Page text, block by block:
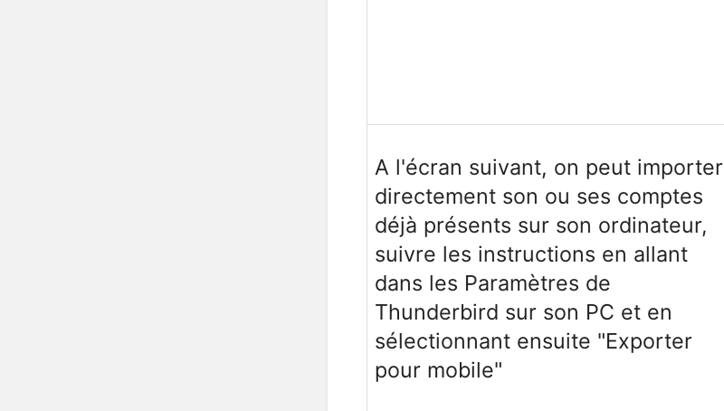
A l'écran suivant, on peut importer
directement son ou ses comptes
déjà présents sur son ordinateur,
suivre les instructions en allant
dans les Paramètres de
Thunderbird sur son PC et en
sélectionnant ensuite "Exporter
pour mobile"